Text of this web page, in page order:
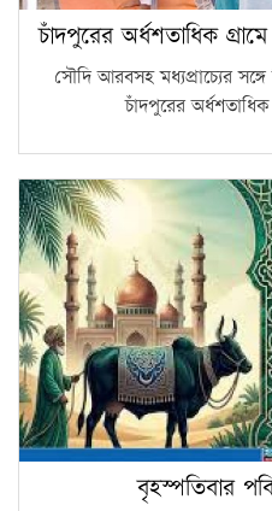
চাঁদপুরের অর্ধশতাধিক
সৌদি আরবসহ মধ্যপ্রাচ্যের
চাঁদপুরের অর্ধশতাধিক
বৃহস্পতিবার